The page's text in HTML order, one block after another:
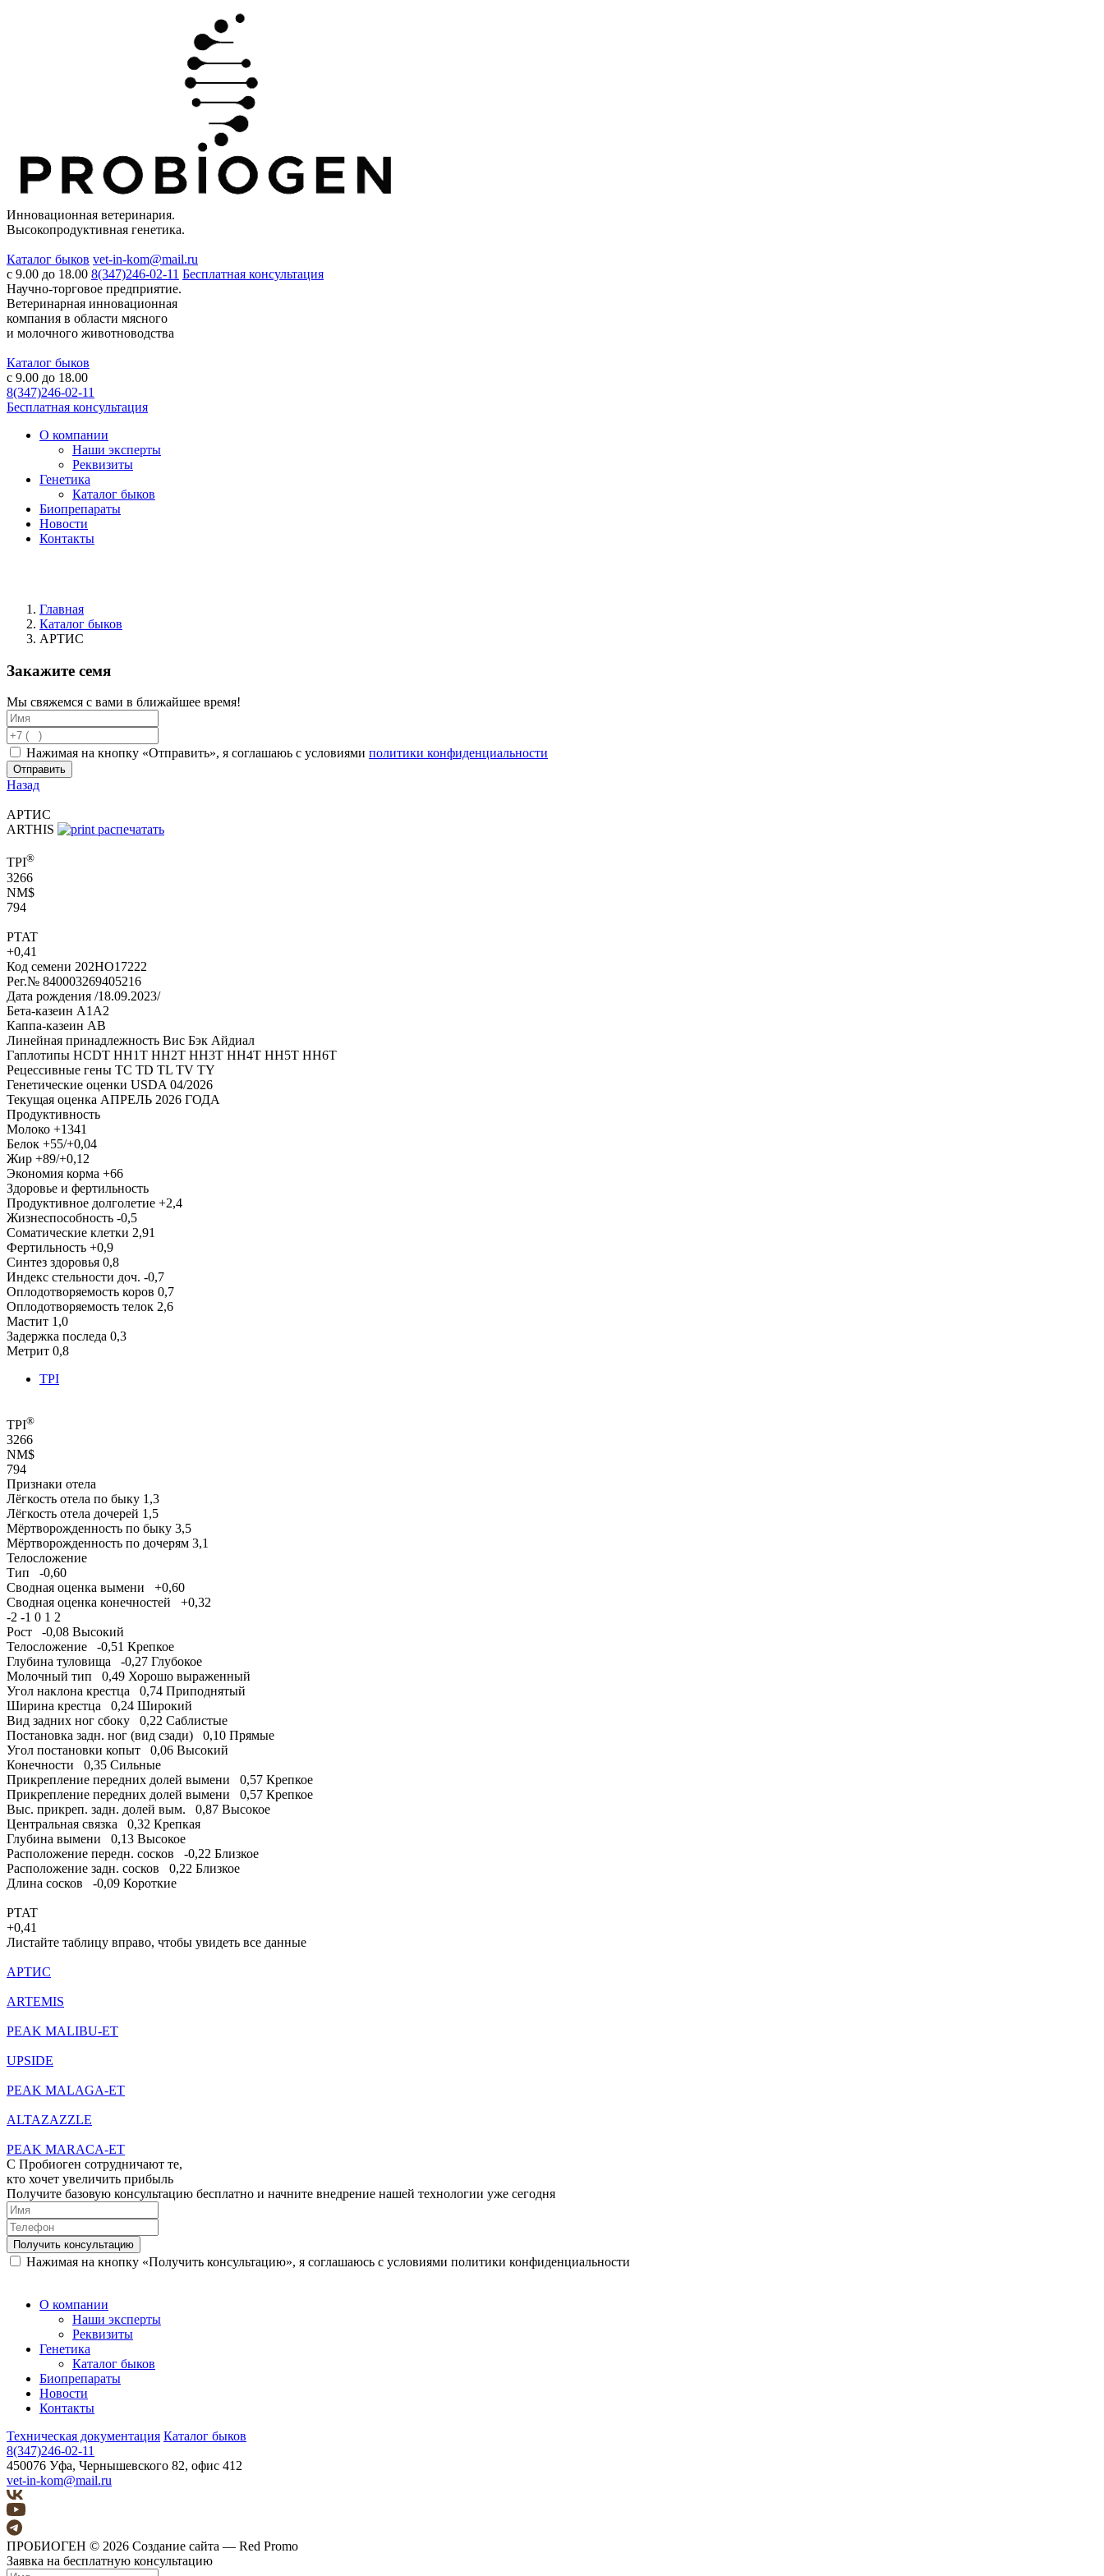
Инновационная ветеринария.
Высокопродуктивная генетика.
Каталог быков vet-in-kom@mail.ru
c 9.00 до 18.00 8(347)246-02-11 Бесплатная консультация
Научно-торговое предприятие.
Ветеринарная инновационная
компания в области мясного
и молочного животноводства
Каталог быков
c 9.00 до 18.00
8(347)246-02-11
Бесплатная консультация
О компании
Наши эксперты
Реквизиты
Генетика
Каталог быков
Биопрепараты
Новости
Контакты
Главная
Каталог быков
АРТИС
Закажите семя
Мы свяжемся с вами в ближайшее время!
Нажимая на кнопку «Отправить», я соглашаюь с условиями политики конфиденциальности
Отправить
Назад
АРТИС
ARTHIS
распечатать
TPI®
3266
NM$
794
PTAT
+0,41
Код семени 202HO17222
Рег.№ 840003269405216
Дата рождения /18.09.2023/
Бета-казеин A1A2
Каппа-казеин AB
Линейная принадлежность Вис Бэк Айдиал
Гаплотипы HCDT HH1T HH2T HH3T HH4T HH5T HH6T
Рецессивные гены TC TD TL TV TY
Генетические оценки USDA 04/2026
Текущая оценка АПРЕЛЬ 2026 ГОДА
Продуктивность
Молоко +1341
Белок +55/+0,04
Жир +89/+0,12
Экономия корма +66
Здоровье и фертильность
Продуктивное долголетие +2,4
Жизнеспособность -0,5
Соматические клетки 2,91
Фертильность +0,9
Синтез здоровья 0,8
Индекс стельности доч. -0,7
Оплодотворяемость коров 0,7
Оплодотворяемость телок 2,6
Мастит 1,0
Задержка последа 0,3
Метрит 0,8
TPI
TPI®
3266
NM$
794
Признаки отела
Лёгкость отела по быку 1,3
Лёгкость отела дочерей 1,5
Мёртворожденность по быку 3,5
Мёртворожденность по дочерям 3,1
Телосложение
Тип
-0,60
Сводная оценка вымени
+0,60
Сводная оценка конечностей
+0,32
-2 -1 0 1 2
Рост
-0,08 Высокий
Телосложение
-0,51 Крепкое
Глубина туловища
-0,27 Глубокое
Молочный тип
0,49 Хорошо выраженный
Угол наклона крестца
0,74 Приподнятый
Ширина крестца
0,24 Широкий
Вид задних ног сбоку
0,22 Саблистые
Постановка задн. ног (вид сзади)
0,10 Прямые
Угол постановки копыт
0,06 Высокий
Конечности
0,35 Сильные
Прикрепление передних долей вымени
0,57 Крепкое
Прикрепление передних долей вымени
0,57 Крепкое
Выс. прикреп. задн. долей вым.
0,87 Высокое
Центральная связка
0,32 Крепкая
Глубина вымени
0,13 Высокое
Расположение передн. сосков
-0,22 Близкое
Расположение задн. сосков
0,22 Близкое
Длина сосков
-0,09 Короткие
PTAT
+0,41
Листайте таблицу вправо, чтобы увидеть все данные
АРТИС
ARTEMIS
PEAK MALIBU-ET
UPSIDE
PEAK MALAGA-ET
ALTAZAZZLE
PEAK MARACA-ET
С Пробиоген сотрудничают те,
кто хочет увеличить прибыль
Получите базовую консультацию бесплатно и начните внедрение нашей технологии уже сегодня
Получить консультацию
Нажимая на кнопку «Получить консультацию», я соглашаюсь с условиями политики конфиденциальности
О компании
Наши эксперты
Реквизиты
Генетика
Каталог быков
Биопрепараты
Новости
Контакты
Техническая документация Каталог быков
8(347)246-02-11
450076 Уфа, Чернышевского 82, офис 412
vet-in-kom@mail.ru
ПРОБИОГЕН © 2026 Создание сайта — Red Promo
Заявка на бесплатную консультацию